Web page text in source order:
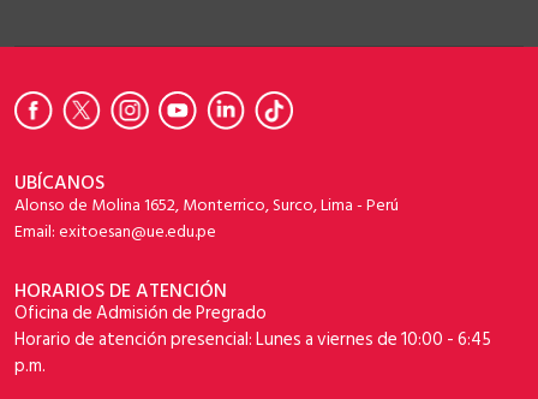
UBÍCANOS
Alonso de Molina 1652, Monterrico, Surco, Lima - Perú
Email: exitoesan@ue.edu.pe
HORARIOS DE ATENCIÓN
Oficina de Admisión de Pregrado
Horario de atención presencial: Lunes a viernes de 10:00 - 6:45
p.m.